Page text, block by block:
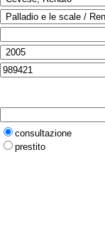
consultazione
prestito